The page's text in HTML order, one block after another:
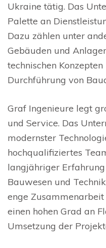
Ukraine tätig. Das
Palette an
Dazu zählen unter
Gebäuden und
technischen
Durchführung von
Graf Ingenieure legt
und Service. Das
modernster
hochqualifiziertes
langjähriger
Bauwesen und
enge
einen hohen Grad an
Umsetzung der